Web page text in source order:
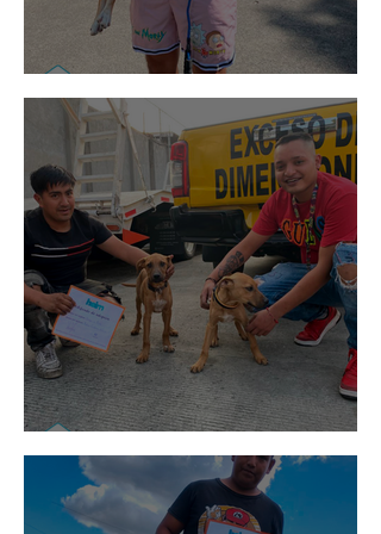
Rosa
Pedro Infante